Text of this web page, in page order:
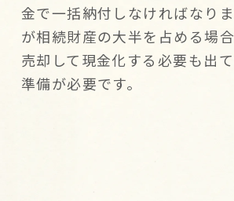
金で一括納付しなければなり
が相続財産の大半を占める場
売却して現金化する必要も出
準備が必要です。